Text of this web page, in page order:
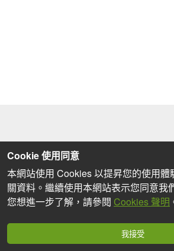
Cookie 使用同意
本網站使用 Cookies 以提昇您的使用體
關資料。繼續使用本網站表示您同意我
您想進一步了解，請參閱 Cookies 聲明
我接受